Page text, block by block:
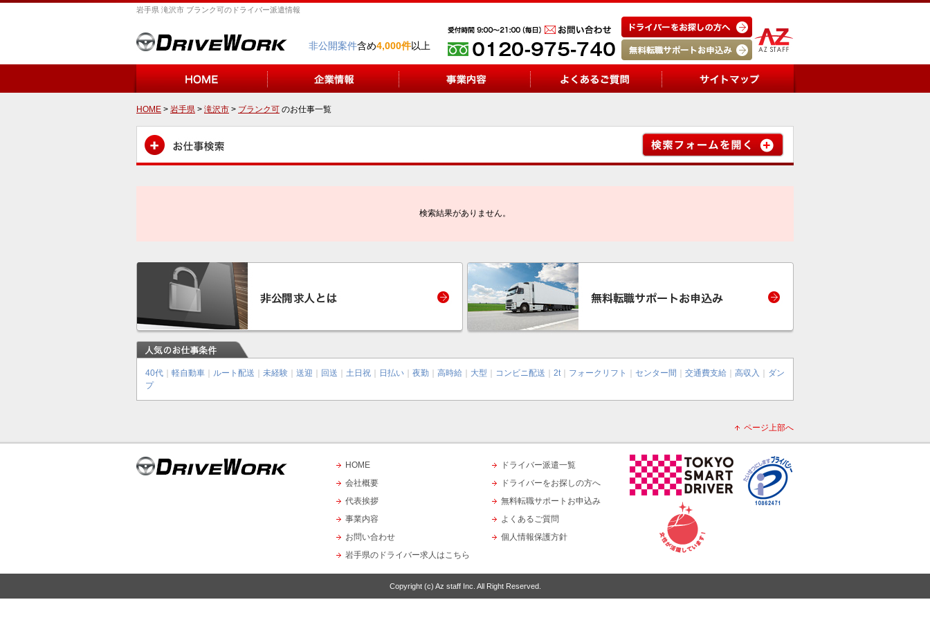
岩手県 滝沢市 ブランク可のドライバー派遣情報
非公開案件含め4,000件以上
HOME > 岩手県 > 滝沢市 > ブランク可 のお仕事一覧
検索結果がありません。
40代 軽自動車 ルート配送 未経験 送迎 回送 土日祝 日払い 夜勤 高時給 大型 コンビニ配送 2t｜ フォークリフト センター間 交通費支給 高収入
ダン
プ
ページ上部へ
HOME
会社概要
代表挨拶
事業内容
お問い合わせ
岩手県のドライバー求人はこちら
ドライバー派遣一覧
ドライバーをお探しの方へ
無料転職サポートお申込み
よくあるご質問
個人情報保護方針
Copyright (c) Az staff Inc. All Right Reserved.